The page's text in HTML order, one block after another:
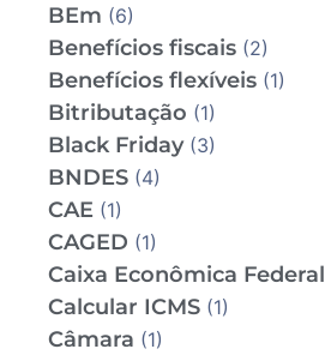
BEm (6)
Benefícios fiscais (2)
Benefícios flexíveis (1)
Bitributação (1)
Black Friday(3)
BNDES (4)
CAE (1)
CAGED (1)
Caixa Econômica Federal
Calcular ICMS (1)
Câmara (1)